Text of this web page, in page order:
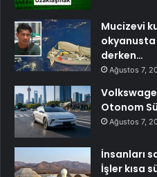
Mucizevi
okyanusta
derken…
Ağustos 7,
Otonom
Ağustos 7,
İnsanları
İşler kısa